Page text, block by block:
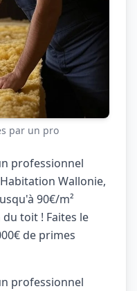
par un pro
professionnel
Wallonie,
90€/m²
toit ! Faites le
de primes
professionnel